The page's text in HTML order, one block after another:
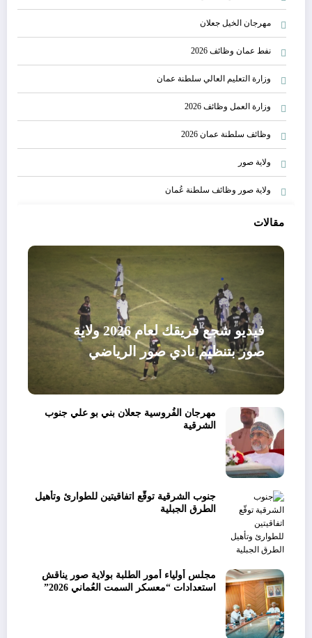
مهرجان الخيل جعلان
نفط عمان وظائف 2026
وزارة التعليم العالي سلطنة عمان
وزارة العمل وظائف 2026
وظائف سلطنة عمان 2026
ولاية صور
ولاية صور وظائف سلطنة عُمان
مقالات
فيديو شجع فريقك لعام 2026 ولاية
صور بتنظيم نادي صور الرياضي
مهرجان الفُروسية جعلان بني بو علي جنوب
الشرقية
جنوب الشرقية توقّع اتفاقيتين للطوارئ وتأهيل
الطرق الجبلية
مجلس أولياء أمور الطلبة بولاية صور يناقش
استعدادات “معسكر السمت العُماني 2026”